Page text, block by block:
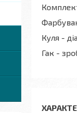
Куля -
Гак -